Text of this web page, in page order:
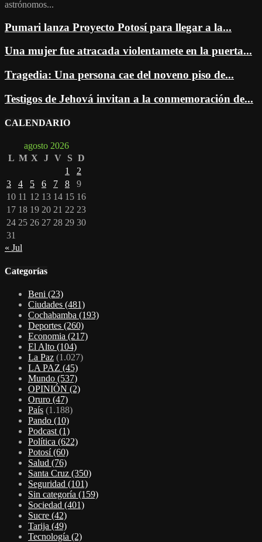
astrónomos...
Pumari lanza Proyecto Potosí para llegar a la...
Una mujer fue atracada violentamete en la puerta...
Tragedia: Una persona cae del noveno piso de...
Testigos de Jehová invitan a la conmemoración de...
CALENDARIO
agosto 2026
L M X J V S D
1
2
3
4 5 6 7 8
9
10 11 12 13 14 15 16
17 18 19 20 21 22 23
24 25 26 27 28 29 30
31
« Jul
Categorías
Beni (23)
Ciudades (481)
Cochabamba (193)
Deportes (260)
Economia (217)
El Alto (104)
La Paz (1.027)
LA PAZ (45)
Mundo (537)
OPINIÓN (2)
Oruro (47)
País (1.188)
Pando (10)
Podcast (1)
Política (622)
Potosí(60)
Salud (76)
Santa Cruz (350)
Seguridad (101)
Sin categoría (159)
Sociedad (401)
Sucre (42)
Tarija (49)
Tecnología (2)